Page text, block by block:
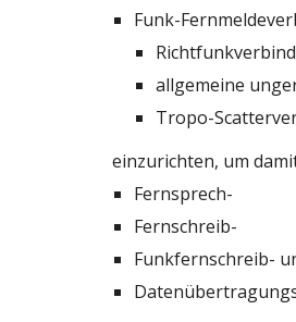
Funk-
allgemeine
Tropo-
einzurichten, um
Fernsprech-
Fernschreib-
Funkfernschreib-